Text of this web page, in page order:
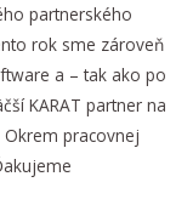
partnerského
rok sme zároveň
a – tak ako po
KARAT partner na
pracovnej